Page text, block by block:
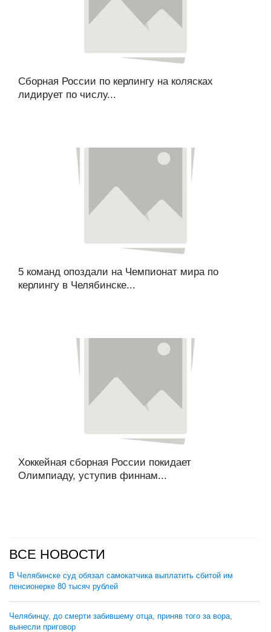
Сборная России по керлингу на колясках
лидирует по числу...
5 команд опоздали на Чемпионат мира по
керлингу в Челябинске...
Хоккейная сборная России покидает
Олимпиаду, уступив финнам...
ВСЕ НОВОСТИ
В Челябинске суд обязал самокатчика выплатить сбитой им
пенсионерке 80 тысяч рублей
Челябинцу, до смерти забившему отца, приняв того за вора,
вынесли приговор